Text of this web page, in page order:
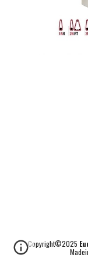
Copyright©2025